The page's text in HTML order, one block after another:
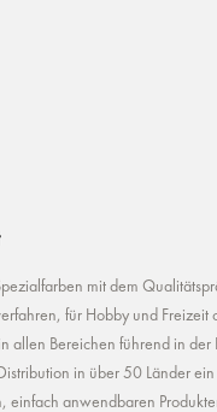
mit dem
für Hobby und Freizeit
allen Bereichen führend in der
in über 50 Länder ein
einfach anwendbaren